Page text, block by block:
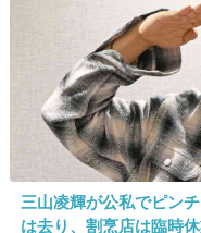
2017/04/10(月) 16:22:37
顔や性格とのバラ
三山凌輝が公私でピン
は去り、割烹店は臨時